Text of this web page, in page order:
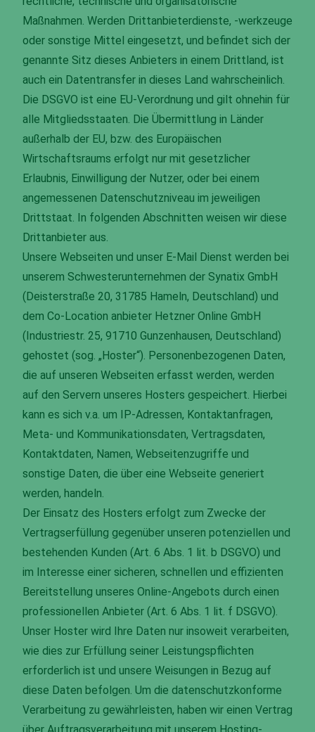
Maßnahmen. Werden Drittanbieterdienste, -werkzeuge
oder sonstige Mittel eingesetzt, und befindet sich der
genannte Sitz dieses Anbieters in einem Drittland, ist
auch ein Datentransfer in dieses Land wahrscheinlich.
Die DSGVO ist eine EU-Verordnung und gilt ohnehin für
alle Mitgliedsstaaten. Die Übermittlung in Länder
außerhalb der EU, bzw. des Europäischen
Wirtschaftsraums erfolgt nur mit gesetzlicher
Erlaubnis, Einwilligung der Nutzer, oder bei einem
angemessenen Datenschutzniveau im jeweiligen
Drittstaat. In folgenden Abschnitten weisen wir diese
Drittanbieter aus.
Unsere Webseiten und unser E-Mail Dienst werden bei
unserem Schwesterunternehmen der Synatix GmbH
(Deisterstraße 20, 31785 Hameln, Deutschland) und
dem Co-Location anbieter Hetzner Online GmbH
(Industriestr. 25, 91710 Gunzenhausen, Deutschland)
gehostet (sog. „Hoster“). Personenbezogenen Daten,
die auf unseren Webseiten erfasst werden, werden
auf den Servern unseres Hosters gespeichert. Hierbei
kann es sich v.a. um IP-Adressen, Kontaktanfragen,
Meta- und Kommunikationsdaten, Vertragsdaten,
Kontaktdaten, Namen, Webseitenzugriffe und
sonstige Daten, die über eine Webseite generiert
werden, handeln.
Der Einsatz des Hosters erfolgt zum Zwecke der
Vertragserfüllung gegenüber unseren potenziellen und
bestehenden Kunden (Art. 6 Abs. 1 lit. b DSGVO) und
im Interesse einer sicheren, schnellen und effizienten
Bereitstellung unseres Online-Angebots durch einen
professionellen Anbieter (Art. 6 Abs. 1 lit. f DSGVO).
Unser Hoster wird Ihre Daten nur insoweit verarbeiten,
wie dies zur Erfüllung seiner Leistungspflichten
erforderlich ist und unsere Weisungen in Bezug auf
diese Daten befolgen. Um die datenschutzkonforme
Verarbeitung zu gewährleisten, haben wir einen Vertrag